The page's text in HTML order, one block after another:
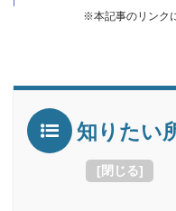
※本記事のリンク
知りたい
[閉じる]